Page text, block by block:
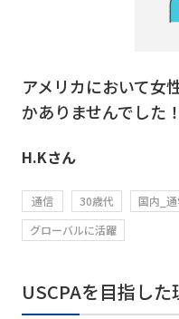
アメリカにおいて女
かありませんでした！
H.Kさん
通信 30歳代 国内_
グローバルに活躍
USCPAを目指した